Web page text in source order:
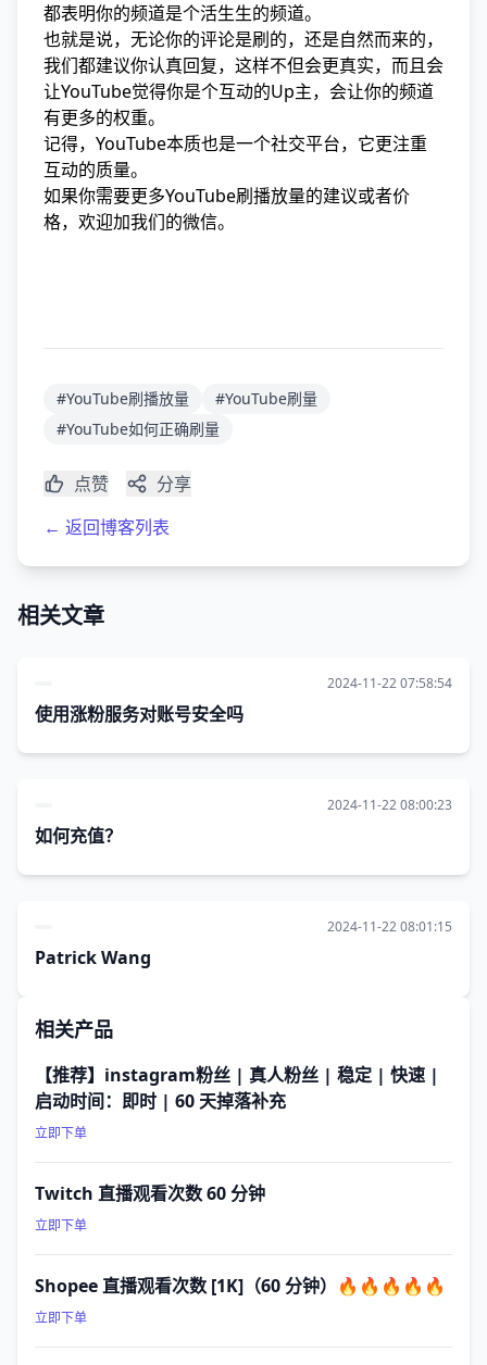
都表明你的频道是个活生生的频道。
也就是说，无论你的评论是刷的，还是自然而来的，
我们都建议你认真回复，这样不但会更真实，而且会
让YouTube觉得你是个互动的Up主，会让你的频道
有更多的权重。
记得，YouTube本质也是一个社交平台，它更注重
互动的质量。
如果你需要更多YouTube刷播放量的建议或者价
格，欢迎加我们的微信。
#YouTube刷播放量
#YouTube刷量
#YouTube如何正确刷量
点赞
分享
← 返回博客列表
相关文章
2024-11-22 07:58:54
使用涨粉服务对账号安全吗
2024-11-22 08:00:23
如何充值？
2024-11-22 08:01:15
Patrick Wang
相关产品
【推荐】instagram粉丝 | 真人粉丝 | 稳定 | 快速 |
启动时间：即时 | 60 天掉落补充
立即下单
Twitch 直播观看次数 60 分钟
立即下单
Shopee 直播观看次数 [1K]（60 分钟）🔥🔥🔥🔥🔥
立即下单